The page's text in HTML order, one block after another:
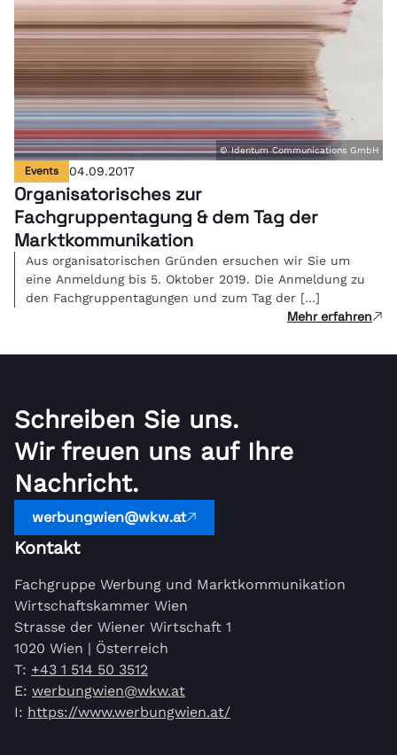
© Identum Communications GmbH
Events 04.09.2017
Organisatorisches zur
Fachgruppentagung & dem Tag der
Marktkommunikation
Aus organisatorischen Gründen ersuchen wir Sie um
eine Anmeldung bis 5. Oktober 2019. Die Anmeldung zu
den Fachgruppentagungen und zum Tag der […]
Mehr erfahren
Schreiben Sie uns.
Wir freuen uns auf Ihre
Nachricht.
werbungwien@wkw.at
Kontakt
Fachgruppe Werbung und Marktkommunikation
Wirtschaftskammer Wien
Strasse der Wiener Wirtschaft 1
1020 Wien | Österreich
T: +43 1 514 50 3512
E: werbungwien@wkw.at
I: https://www.werbungwien.at/